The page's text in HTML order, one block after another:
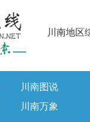
川南地区
川南图说
川南万象